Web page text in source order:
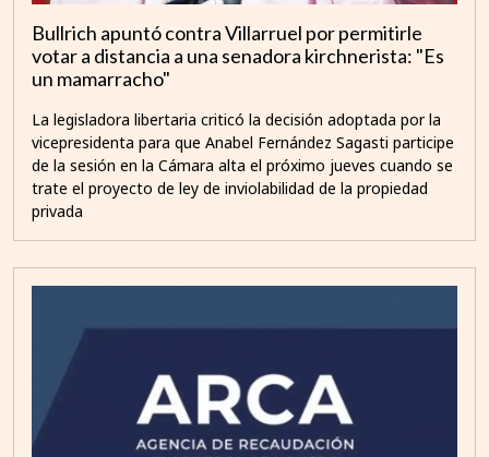
Bullrich apuntó contra Villarruel por permitirle
votar a distancia a una senadora kirchnerista: "Es
un mamarracho"
La legisladora libertaria criticó la decisión adoptada por la
vicepresidenta para que Anabel Fernández Sagasti participe
de la sesión en la Cámara alta el próximo jueves cuando se
trate el proyecto de ley de inviolabilidad de la propiedad
privada